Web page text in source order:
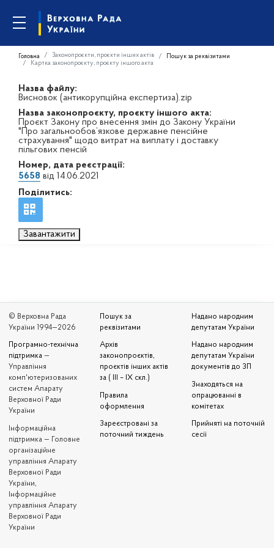
Головна Законопроєкти, проєкти інших актів
Пошук за реквізитами
Картка законопроєкту, проєкту іншого акта
Назва файлу:
Висновок (антикорупційна експертиза).zip
Назва законопроєкту, проєкту іншого акта:
Проєкт Закону про внесення змін до Закону України
"Про загальнообов’язкове державне пенсійне
страхування" щодо витрат на виплату і доставку
пільгових пенсій
Номер, дата реєстрації:
5658 від 14.06.2021
Поділитись:
Завантажити
© Верховна Рада
України 1994—2026
Програмно-технічна
підтримка —
Управління
комп'ютеризованих
систем Апарату
Верховної Ради
України
Iнформаційна
підтримка — Головне
організаційне
управління Апарату
Верховної Ради
України,
Інформаційне
управління Апарату
Верховної Ради
України
Пошук за
реквізитами
Архів
законопроєктів,
проєктів інших актів
за ( III – IX скл.)
Правила
оформлення
Зареєстровані за
поточний тиждень
Надано народним
депутатам України
Надано народним
депутатам України
документів до ЗП
Знаходяться на
опрацюванні в
комітетах
Прийняті на поточній
сесії